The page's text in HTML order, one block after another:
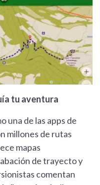
tu aventura
una de las apps de
millones de rutas
mapas
de trayecto y
comentan